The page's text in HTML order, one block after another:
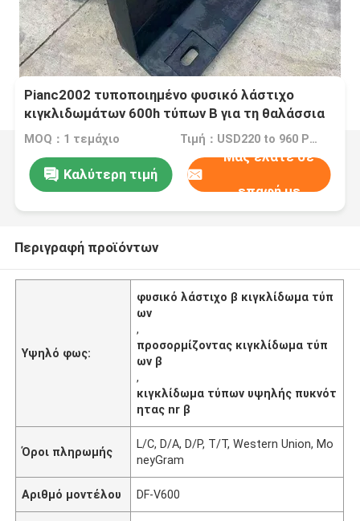
Pianc2002 τυποποιημένο φυσικό λάστιχο
κιγκλιδωμάτων 600h τύπων Β για τη θαλάσσια
προσόρμιση βαρκών
MOQ：1 τεμάχιο Τιμή：USD220 to 960 Per Piece
Καλύτερη τιμή
Μας ελάτε σε
επαφή με
Περιγραφή προϊόντων
Υψηλό φως:
φυσικό λάστιχο β κιγκλίδωμα τύπ
ων
,
προσορμίζοντας κιγκλίδωμα τύπ
ων β
,
κιγκλίδωμα τύπων υψηλής πυκνότ
ητας nr β
Όροι πληρωμής
L/C, D/A, D/P, T/T, Western Union, Mo
neyGram
Αριθμό μοντέλου DF-V600